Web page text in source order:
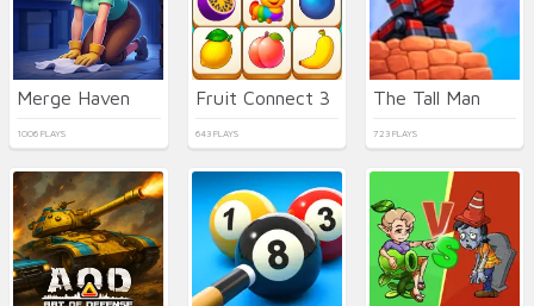
Merge Haven
1006 PLAYS
Fruit Connect 3
643 PLAYS
The Tall Man
723 PLAYS